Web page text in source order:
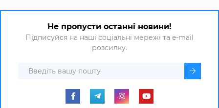
Не пропусти останні новини!
Підписуйся на наші соціальні мережі та e-mail
розсилку.